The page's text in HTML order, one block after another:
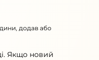
додав або
Якщо новий